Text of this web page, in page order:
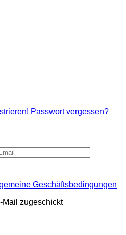
Passwort vergessen?
Geschäftsbedingungen
Mail zugeschickt